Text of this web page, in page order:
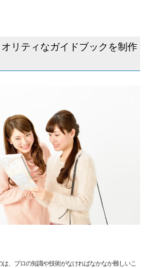
リティなガイドブックを制作
、プロの知識や技術がなければなかなか難しいこ